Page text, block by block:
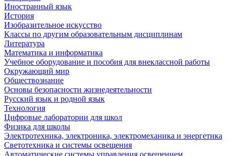
Иностранный язык
История
Изобразительное искусство
Классы по другим образовательным дисциплинам
Литература
Математика и информатика
Учебное оборудование и пособия для внеклассной работы
Окружающий мир
Обществознание
Основы безопасности жизнедеятельности
Русский язык и родной язык
Технология
Цифровые лаборатории для школ
Физика для школы
Электротехника, электроника, электромеханика и энергетика
Светотехника и системы освещения
Автоматические системы управления освещением